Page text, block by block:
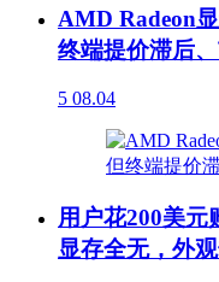
AMD Radeon
终端提价滞后
5 08.04
用户花200美元
显存全无，外